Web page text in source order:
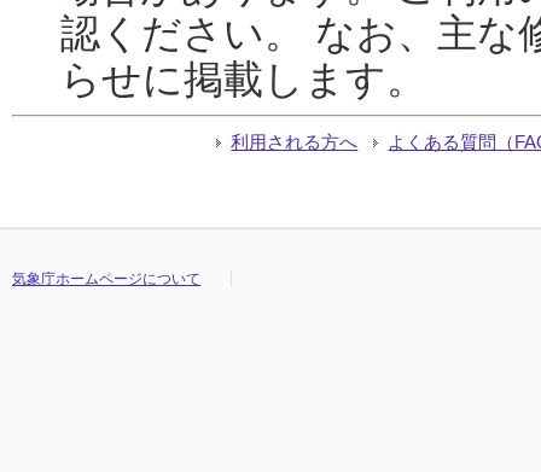
認ください。 なお、主な
らせに掲載します。
利用される方へ よくある質問（
気象庁ホームページについて